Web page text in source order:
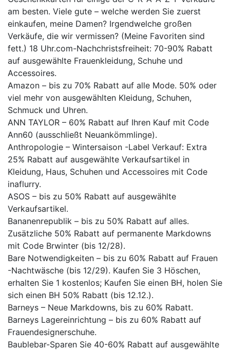
Sammlung
Stitch
Fix
ein!
am besten. Viele gute – welche werden Sie zuerst
einkaufen, meine Damen? Irgendwelche großen
Verkäufe, die wir vermissen? (Meine Favoriten sind
fett.) 18 Uhr.com-Nachchristsfreiheit: 70-90% Rabatt
auf ausgewählte Frauenkleidung, Schuhe und
Accessoires.
Amazon – bis zu 70% Rabatt auf alle Mode. 50% oder
viel mehr von ausgewählten Kleidung, Schuhen,
Schmuck und Uhren.
ANN TAYLOR – 60% Rabatt auf Ihren Kauf mit Code
Ann60 (ausschließt Neuankömmlinge).
Anthropologie – Wintersaison -Label Verkauf: Extra
25% Rabatt auf ausgewählte Verkaufsartikel in
Kleidung, Haus, Schuhen und Accessoires mit Code
inaflurry.
ASOS – bis zu 50% Rabatt auf ausgewählte
Verkaufsartikel.
Bananenrepublik – bis zu 50% Rabatt auf alles.
Zusätzliche 50% Rabatt auf permanente Markdowns
mit Code Brwinter (bis 12/28).
Bare Notwendigkeiten – bis zu 60% Rabatt auf Frauen
-Nachtwäsche (bis 12/29). Kaufen Sie 3 Höschen,
erhalten Sie 1 kostenlos; Kaufen Sie einen BH, holen Sie
sich einen BH 50% Rabatt (bis 12.12.).
Barneys – Neue Markdowns, bis zu 60% Rabatt.
Barneys Lagereinrichtung – bis zu 60% Rabatt auf
Frauendesignerschuhe.
Baublebar-Sparen Sie 40-60% Rabatt auf ausgewählte